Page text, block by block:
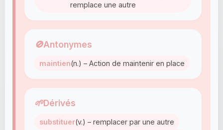
remplace une autre
🚫Antonymes
maintien(n.) – Action de maintenir en place
🌱Dérivés
substituer(v.) – remplacer par une autre